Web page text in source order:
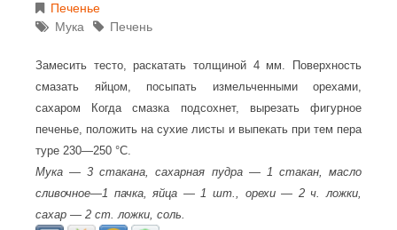
Печенье
Мука
Печень
Замесить тесто, раскатать толщиной 4 мм. Поверхность
смазать яйцом, посыпать измельченными орехами,
сахаром Когда смазка подсохнет, вырезать фигурное
печенье, положить на сухие листы и выпекать при тем пера
туре 230—250 °С.
Мука — 3 стакана, сахарная пудра — 1 стакан, масло
сливочное—1 пачка, яйца — 1 шт., орехи — 2 ч. ложки,
сахар — 2 ст. ложки, соль.